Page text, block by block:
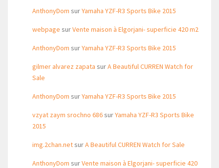
AnthonyDom surYamaha YZF-R3 Sports Bike 2015
webpage surVente maison à Elgorjani- superficie 420 m2
AnthonyDom surYamaha YZF-R3 Sports Bike 2015
gilmer alvarez zapata surA Beautiful CURREN Watch for
Sale
AnthonyDom surYamaha YZF-R3 Sports Bike 2015
vzyat zaym srochno 686surYamaha YZF-R3 Sports Bike
2015
img.2chan.netsurA Beautiful CURREN Watch for Sale
AnthonyDom surVente maison à Elgorjani- superficie 420